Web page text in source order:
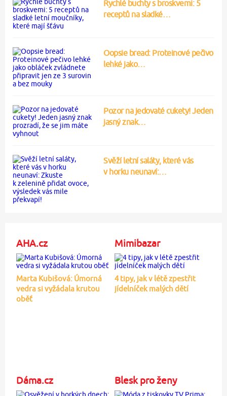
Rychlé buchty s broskvemi: 5
receptů na sladké…
Oopsie bread: Proteinové pečivo
lehké jako…
Pozor na jedovaté cukety! Jeden
jasný znak…
Svěží letní saláty, které vás
v horku neunaví:…
AHA.cz
Marta Kubišová: Úmorná
vedra si vyžádala krutou
oběť
Mimibazar
4 tipy, jak v létě zpestřit
jídelníček malých dětí
Dáma.cz Blesk pro ženy